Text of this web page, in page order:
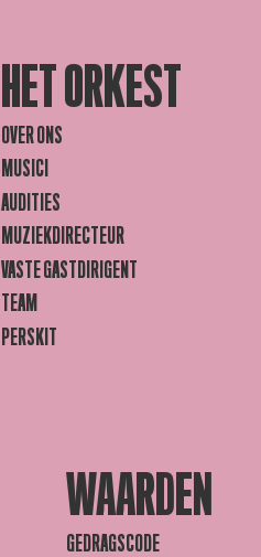
HET ORKEST
OVER ONS
MUSICI
AUDITIES
MUZIEKDIRECTEUR
VASTE GASTDIRIGENT
TEAM
PERSKIT
WAARDEN
GEDRAGSCODE